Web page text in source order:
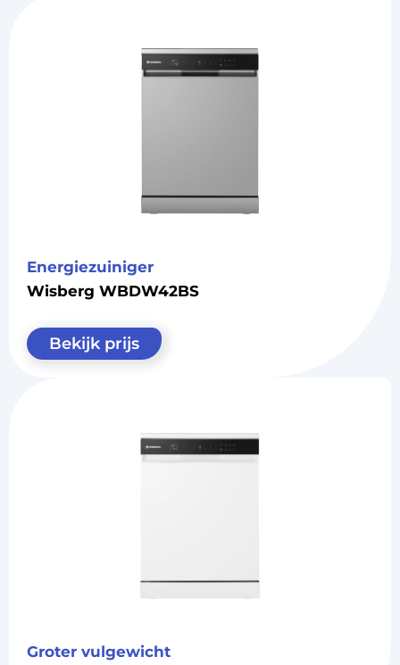
Energiezuiniger
Wisberg WBDW42BS
Bekijk prijs
Groter vulgewicht